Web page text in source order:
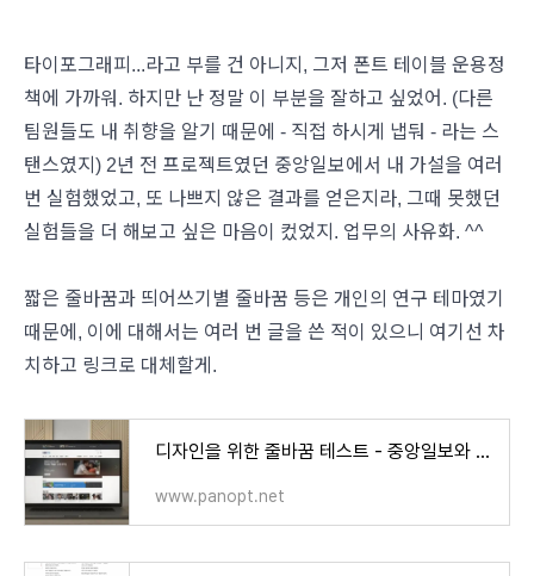
타이포그래피...라고 부를 건 아니지, 그저 폰트 테이블 운용정
책에 가까워. 하지만 난 정말 이 부분을 잘하고 싶었어. (다른
팀원들도 내 취향을 알기 때문에 - 직접 하시게 냅둬 - 라는 스
탠스였지) 2년 전 프로젝트였던 중앙일보에서 내 가설을 여러
번 실험했었고, 또 나쁘지 않은 결과를 얻은지라, 그때 못했던
실험들을 더 해보고 싶은 마음이 컸었지. 업무의 사유화. ^^
짧은 줄바꿈과 띄어쓰기별 줄바꿈 등은 개인의 연구 테마였기
때문에, 이에 대해서는 여러 번 글을 쓴 적이 있으니 여기선 차
치하고 링크로 대체할게.
디자인을 위한 줄바꿈 테스트 - 중앙일보와 KBS를 개편하며 실험하기
www.panopt.net